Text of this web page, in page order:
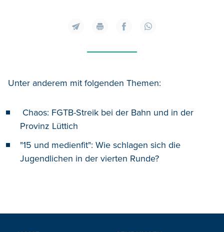
Unter anderem mit folgenden Themen:
Chaos: FGTB-Streik bei der Bahn und in der
Provinz Lüttich
"15 und medienfit": Wie schlagen sich die
Jugendlichen in der vierten Runde?